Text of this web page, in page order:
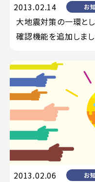
2013.02.14 お
大地震対策の一環と
確認機能を追加しま
2013.02.06 お